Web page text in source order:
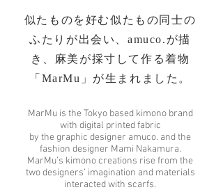
似たものを好む似たもの同士の
ふたりが出会い、amuco.が描
き、麻美が採寸して作る着物
「MarMu」が生まれました。
MarMu is the Tokyo based kimono brand
with digital printed fabric
by the graphic designer amuco. and the
fashion designer Mami Nakamura.
MarMu’s kimono creations rise from the
two designers’ imagination and materials
interacted with scarfs.